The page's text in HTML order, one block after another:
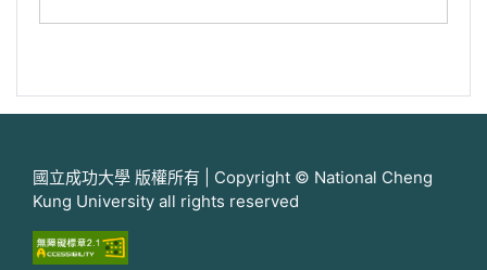
國立成功大學 版權所有 | Copyright © National Cheng
Kung University all rights reserved